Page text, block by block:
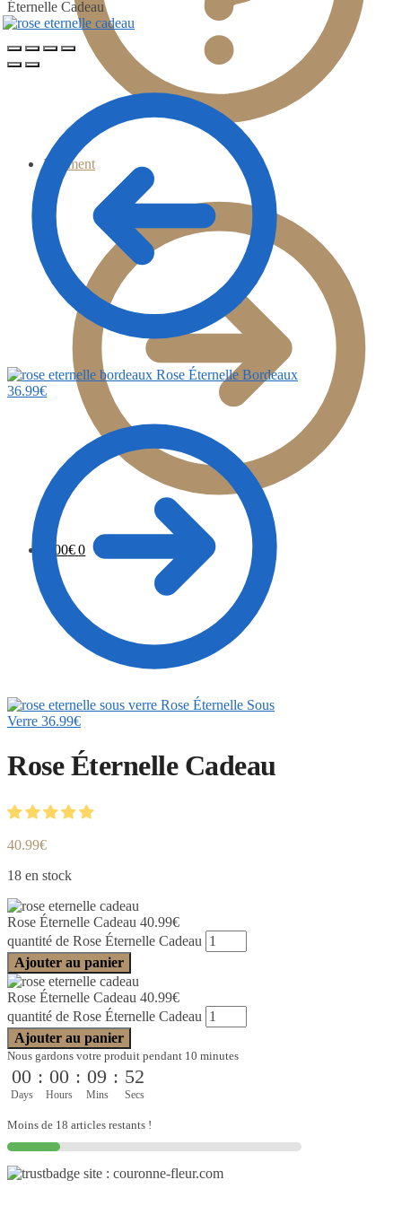
Paiement
0.00€ 0
Éternelle Cadeau
Rose Éternelle Bordeaux
36.99€
Rose Éternelle Sous
Verre 36.99€
Rose Éternelle Cadeau
40.99€
18 en stock
Rose Éternelle Cadeau 40.99€
quantité de Rose Éternelle Cadeau
Ajouter au panier
Rose Éternelle Cadeau 40.99€
quantité de Rose Éternelle Cadeau
Ajouter au panier
Nous gardons votre produit pendant 10 minutes
00
Days
: 00
Hours
: 09
Mins
: 51
Secs
Moins de 18 articles restants !